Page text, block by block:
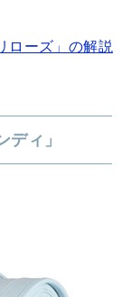
ローズ」の解説
ィ」